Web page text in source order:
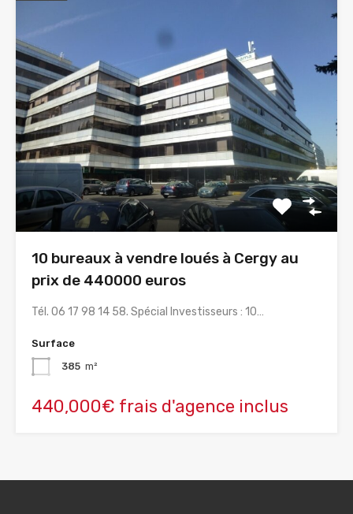
10 bureaux à vendre loués à Cergy au
prix de 440000 euros
Tél. 06 17 98 14 58. Spécial Investisseurs : 10…
Surface
385 m²
440,000€ frais d'agence inclus